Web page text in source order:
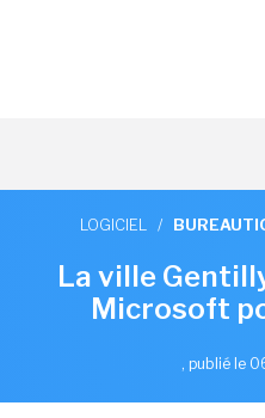
LOGICIEL /
La ville
Microsoft
, publié le